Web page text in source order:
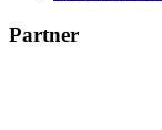
Partner